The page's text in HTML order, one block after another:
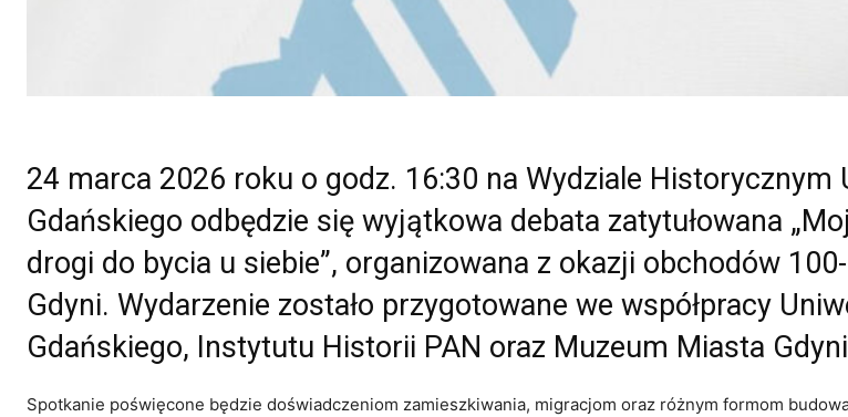
24 marca 2026 roku o godz. 16:30 na Wydziale Historycznym
Gdańskiego odbędzie się wyjątkowa debata zatytułowana
drogi do bycia u siebie”, organizowana z okazji obchodów
Gdyni. Wydarzenie zostało przygotowane we współpracy
Gdańskiego, Instytutu Historii PAN oraz Muzeum Miasta
Spotkanie poświęcone będzie doświadczeniom zamieszkiwania, migracjom oraz różnym formom